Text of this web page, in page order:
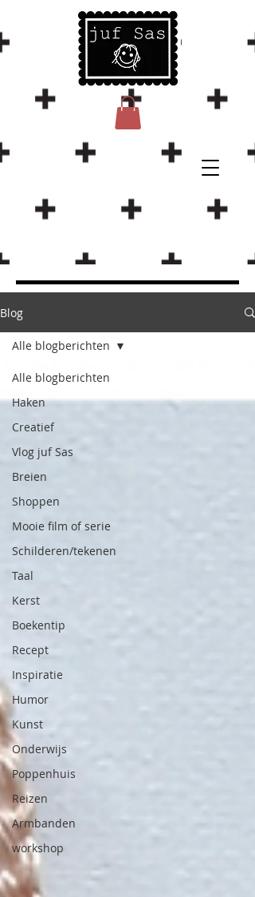
Blog
Alle blogberichten
Haken
Creatief
Vlog juf Sas
Breien
Shoppen
Mooie film of serie
Schilderen/tekenen
Taal
Kerst
Boekentip
Recept
Inspiratie
Humor
Kunst
Onderwijs
Poppenhuis
Reizen
Armbanden
workshop
Alle blogberichten